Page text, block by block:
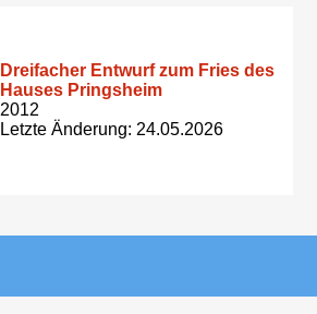
Dreifacher Entwurf zum Fries des
Hauses Pringsheim
2012
Letzte Änderung: 24.05.2026